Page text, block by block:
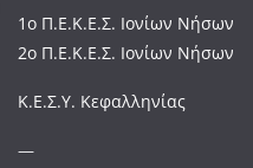
1ο Π.Ε.Κ.Ε.Σ. Ιονίων Νήσων
2ο Π.Ε.Κ.Ε.Σ. Ιονίων Νήσων
Κ.Ε.Σ.Υ. Κεφαλληνίας
—